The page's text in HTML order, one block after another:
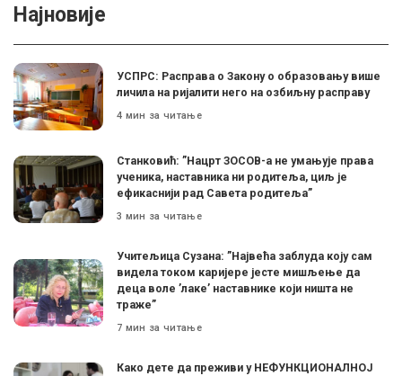
Најновије
УСПРС: Расправа о Закону о образовању више
личила на ријалити него на озбиљну расправу
4 мин за читање
Станковић: ”Нацрт ЗОСОВ-а не умањује права
ученика, наставника ни родитеља, циљ је
ефикаснији рад Савета родитеља”
3 мин за читање
Учитељица Сузана: ”Највећа заблуда коју сам
видела током каријере јесте мишљење да
деца воле ’лаке’ наставнике који ништа не
траже”
7 мин за читање
Како дете да преживи у НЕФУНКЦИОНАЛНОЈ